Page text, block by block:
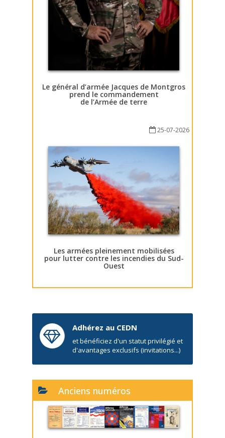
Le général d’armée Jacques de Montgros
prend le commandement
de l’Armée de terre
25-07-2026
Les armées pleinement mobilisées
pour lutter contre les incendies du Sud-
Ouest
Adhérez au CEDN
et bénéficiez d'un statut privilégié et
d'avantages exclusifs (invitations...)
Anciens numéros